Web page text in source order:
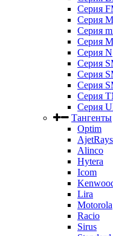
Серия
Серия
Серия
Серия
Серия N
Серия
Серия
Серия
Серия
Серия
Тангенты
Optim
AjetRays
Alinco
Hytera
Icom
Lira
Motorola
Racio
Sirus